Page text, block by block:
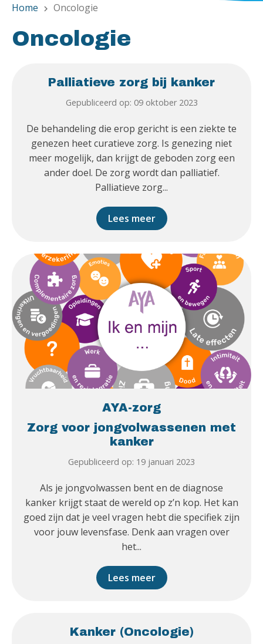
Home chevron_right Oncologie
Oncologie
Palliatieve zorg bij kanker
Gepubliceerd op: 09 oktober 2023
De behandeling die erop gericht is een ziekte te
genezen heet curatieve zorg. Is genezing niet
meer mogelijk, dan krijgt de geboden zorg een
ander doel. De zorg wordt dan palliatief.
Palliatieve zorg...
Lees meer
AYA-zorg
Zorg voor jongvolwassenen met
kanker
Gepubliceerd op: 19 januari 2023
Als je jongvolwassen bent en de diagnose
kanker krijgt staat de wereld op z’n kop. Het kan
goed zijn dat je veel vragen hebt die specifiek zijn
voor jouw levensfase. Denk aan vragen over
het...
Lees meer
Kanker (Oncologie)